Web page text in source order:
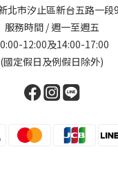
北市汐止區新台五路一段
服務時間 / 週一至週五
12:00及14:00-17:00
(國定假日及例假日除外)